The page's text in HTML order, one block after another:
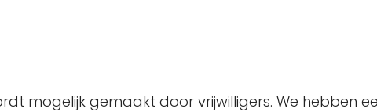
mogelijk gemaakt door vrijwilligers. We hebben